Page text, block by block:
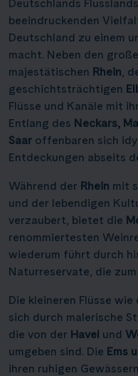
Deutschlands
beeindruckenden
Deutschland zu einem
macht. Neben den
majestätischen Rhein ,
geschichtsträchtigen
Flüsse und Kanäle mit
Entlang des Neckars,
Saar offenbaren sich
Entdeckungen abseits
Während der Rhein mit
und der lebendigen
verzaubert, bietet die
renommiertesten
wiederum führt durch
Naturreservate, die
Die kleineren Flüsse wie
sich durch malerische
die von der Havel und
umgeben sind. Die Ems
ihren ruhigen